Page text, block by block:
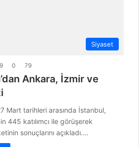
Siyaset
0 79
Ankara, İzmir ve
Mart tarihleri arasında İstanbul,
445 katılımcı ile görüşerek
sonuçlarını açıkladı.…